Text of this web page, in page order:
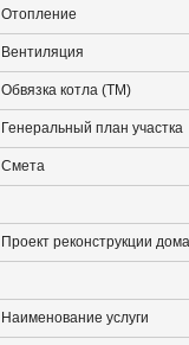
Отопление
Вентиляция
Обвязка котла (ТМ)
Генеральный план участка
Смета
Проект реконструкции дома
Наименование услуги